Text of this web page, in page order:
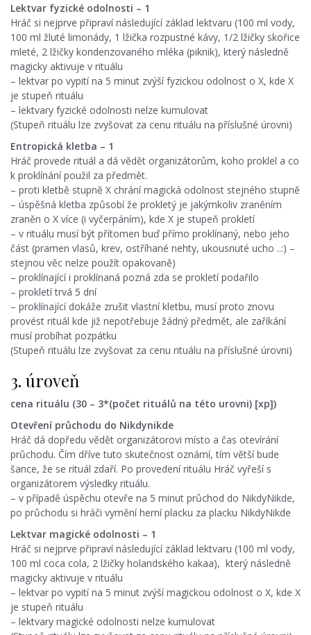
Lektvar fyzické odolnosti – 1
Hráč si nejprve připraví následující základ lektvaru (100 ml vody,
100 ml žluté limonády, 1 lžička rozpustné kávy, 1/2 lžičky skořice
mleté, 2 lžičky kondenzovaného mléka (piknik), který následně
magicky aktivuje v rituálu
– lektvar po vypití na 5 minut zvýší fyzickou odolnost o X, kde X
je stupeň rituálu
– lektvary fyzické odolnosti nelze kumulovat
(Stupeň rituálu lze zvyšovat za cenu rituálu na příslušné úrovni)
Entropická kletba – 1
Hráč provede rituál a dá vědět organizátorům, koho proklel a co
k proklínání použil za předmět.
– proti kletbě stupně X chrání magická odolnost stejného stupně
– úspěšná kletba způsobí že prokletý je jakýmkoliv zraněním
zraněn o X více (i vyčerpáním), kde X je stupeň prokletí
– v rituálu musí být přítomen buď přímo proklínaný, nebo jeho
část (pramen vlasů, krev, ostříhané nehty, ukousnuté ucho ..:) –
stejnou věc nelze použít opakovaně)
– proklínající i proklínaná pozná zda se prokletí podařilo
– prokletí trvá 5 dní
– proklínající dokáže zrušit vlastní kletbu, musí proto znovu
provést rituál kde již nepotřebuje žádný předmět, ale zaříkání
musí probíhat pozpátku
(Stupeň rituálu lze zvyšovat za cenu rituálu na příslušné úrovni)
3. úroveň
cena rituálu (30 – 3*(počet rituálů na této urovni) [xp])
Otevření průchodu do Nikdynikde
Hráč dá dopředu vědět organizátorovi místo a čas otevírání
průchodu. Čím dříve tuto skutečnost oznámí, tím větší bude
šance, že se rituál zdaří. Po provedení rituálu Hráč vyřeší s
organizátorem výsledky rituálu.
– v případě úspěchu otevře na 5 minut průchod do NikdyNikde,
po průchodu si hráči vymění herní placku za placku NikdyNikde
Lektvar magické odolnosti – 1
Hráč si nejprve připraví následující základ lektvaru (100 ml vody,
100 ml coca cola, 2 lžičky holandského kakaa), který následně
magicky aktivuje v rituálu
– lektvar po vypití na 5 minut zvýší magickou odolnost o X, kde X
je stupeň rituálu
– lektvary magické odolnosti nelze kumulovat